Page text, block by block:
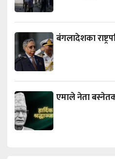
बंगलादेशका
एमाले नेता